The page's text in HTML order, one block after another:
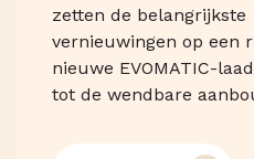
zetten de belangrijkste
vernieuwingen op een
nieuwe EVOMATIC-
tot de wendbare